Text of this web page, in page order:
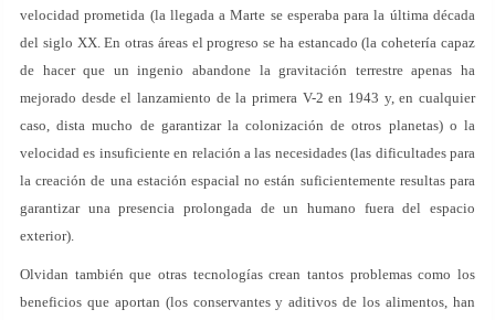
velocidad prometida (la llegada a Marte se esperaba para la última década
del siglo XX. En otras áreas el progreso se ha estancado (la cohetería capaz
de hacer que un ingenio abandone la gravitación terrestre apenas ha
mejorado desde el lanzamiento de la primera V-2 en 1943 y, en cualquier
caso, dista mucho de garantizar la colonización de otros planetas) o la
velocidad es insuficiente en relación a las necesidades (las dificultades para
la creación de una estación espacial no están suficientemente resultas para
garantizar una presencia prolongada de un humano fuera del espacio
exterior).
Olvidan también que otras tecnologías crean tantos problemas como los
beneficios que aportan (los conservantes y aditivos de los alimentos, han